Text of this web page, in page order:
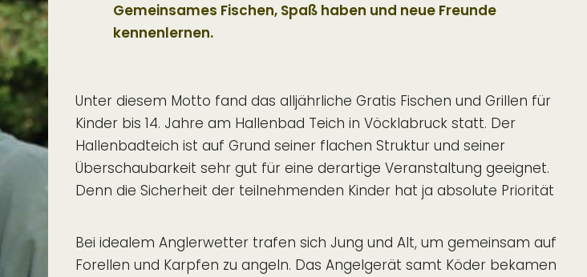
Gemeinsames Fischen, Spaß haben und neue Freunde
kennenlernen.
Unter diesem Motto fand das alljährliche Gratis Fischen und Grillen für
Kinder bis 14. Jahre am Hallenbad Teich in Vöcklabruck statt. Der
Hallenbadteich ist auf Grund seiner flachen Struktur und seiner
Überschaubarkeit sehr gut für eine derartige Veranstaltung geeignet.
Denn die Sicherheit der teilnehmenden Kinder hat ja absolute Priorität
Bei idealem Anglerwetter trafen sich Jung und Alt, um gemeinsam auf
Forellen und Karpfen zu angeln. Das Angelgerät samt Köder bekamen